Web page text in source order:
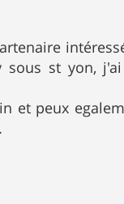
sous st yon,
et peux